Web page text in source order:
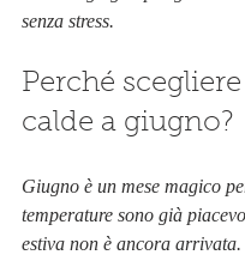
senza stress.
Perché
calde a giugno?
Giugno è un mese magico
temperature sono già
estiva non è ancora arrivata.